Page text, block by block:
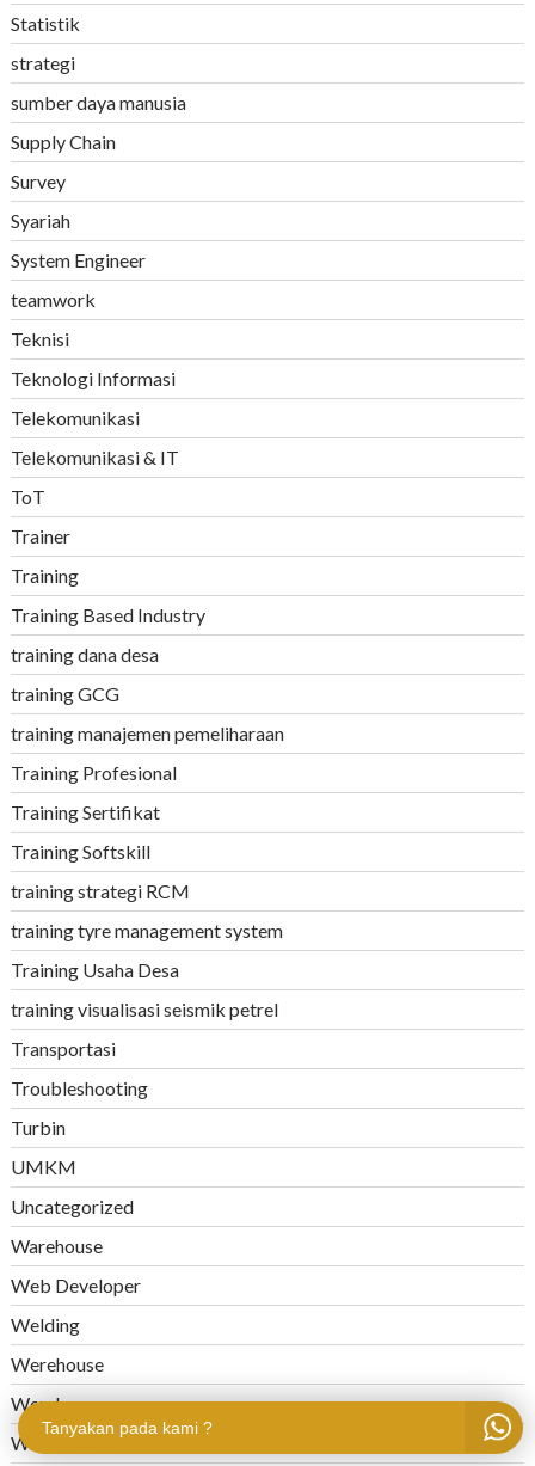
Statistik
strategi
sumber daya manusia
Supply Chain
Survey
Syariah
System Engineer
teamwork
Teknisi
Teknologi Informasi
Telekomunikasi
Telekomunikasi & IT
ToT
Trainer
Training
Training Based Industry
training dana desa
training GCG
training manajemen pemeliharaan
Training Profesional
Training Sertifikat
Training Softskill
training strategi RCM
training tyre management system
Training Usaha Desa
training visualisasi seismik petrel
Transportasi
Troubleshooting
Turbin
UMKM
Uncategorized
Warehouse
Web Developer
Welding
Werehouse
Werehouse
Wheel Loader
Tanyakan pada kami ?